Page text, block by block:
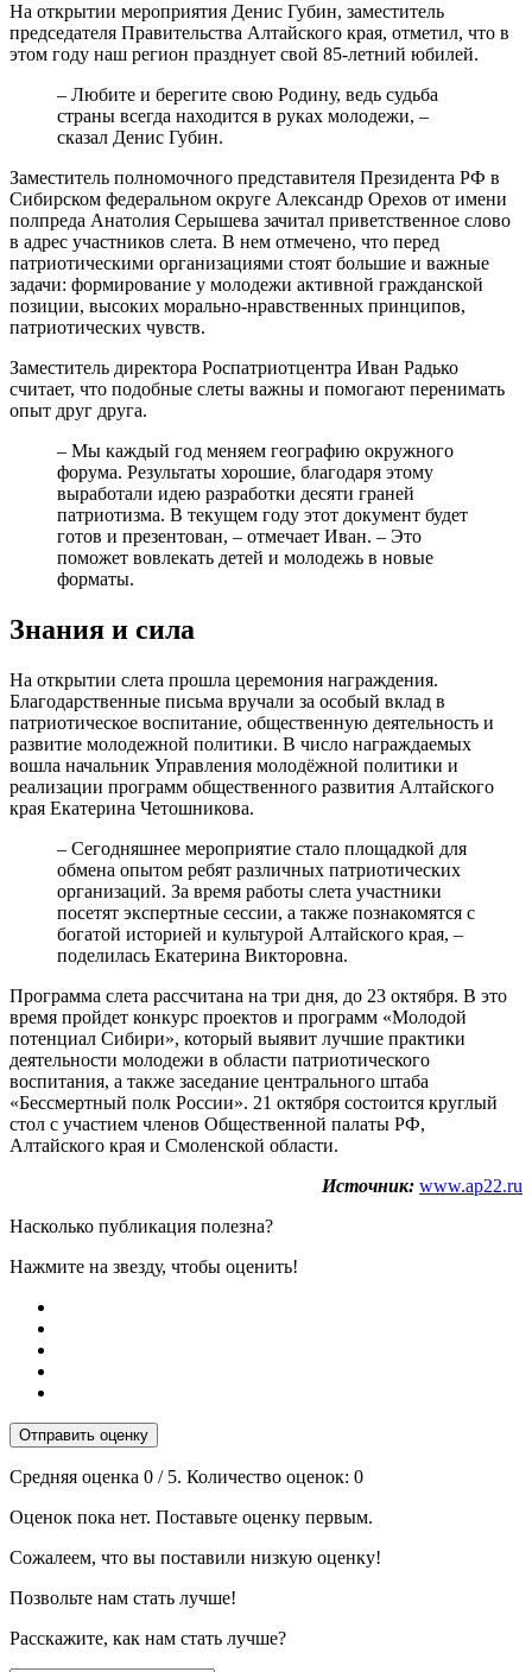
На открытии мероприятия Денис Губин, заместитель
председателя Правительства Алтайского края, отметил, что в
этом году наш регион празднует свой 85-летний юбилей.
– Любите и берегите свою Родину, ведь судьба
страны всегда находится в руках молодежи, –
сказал Денис Губин.
Заместитель полномочного представителя Президента РФ в
Сибирском федеральном округе Александр Орехов от имени
полпреда Анатолия Серышева зачитал приветственное слово
в адрес участников слета. В нем отмечено, что перед
патриотическими организациями стоят большие и важные
задачи: формирование у молодежи активной гражданской
позиции, высоких морально-нравственных принципов,
патриотических чувств.
Заместитель директора Роспатриотцентра Иван Радько
считает, что подобные слеты важны и помогают перенимать
опыт друг друга.
– Мы каждый год меняем географию окружного
форума. Результаты хорошие, благодаря этому
выработали идею разработки десяти граней
патриотизма. В текущем году этот документ будет
готов и презентован, – отмечает Иван. – Это
поможет вовлекать детей и молодежь в новые
форматы.
Знания и сила
На открытии слета прошла церемония награждения.
Благодарственные письма вручали за особый вклад в
патриотическое воспитание, общественную деятельность и
развитие молодежной политики. В число награждаемых
вошла начальник Управления молодёжной политики и
реализации программ общественного развития Алтайского
края Екатерина Четошникова.
– Сегодняшнее мероприятие стало площадкой для
обмена опытом ребят различных патриотических
организаций. За время работы слета участники
посетят экспертные сессии, а также познакомятся с
богатой историей и культурой Алтайского края, –
поделилась Екатерина Викторовна.
Программа слета рассчитана на три дня, до 23 октября. В это
время пройдет конкурс проектов и программ «Молодой
потенциал Сибири», который выявит лучшие практики
деятельности молодежи в области патриотического
воспитания, а также заседание центрального штаба
«Бессмертный полк России». 21 октября состоится круглый
стол с участием членов Общественной палаты РФ,
Алтайского края и Смоленской области.
Источник: www.ap22.ru
Насколько публикация полезна?
Нажмите на звезду, чтобы оценить!
Отправить оценку
Средняя оценка 0 / 5. Количество оценок: 0
Оценок пока нет. Поставьте оценку первым.
Сожалеем, что вы поставили низкую оценку!
Позвольте нам стать лучше!
Расскажите, как нам стать лучше?